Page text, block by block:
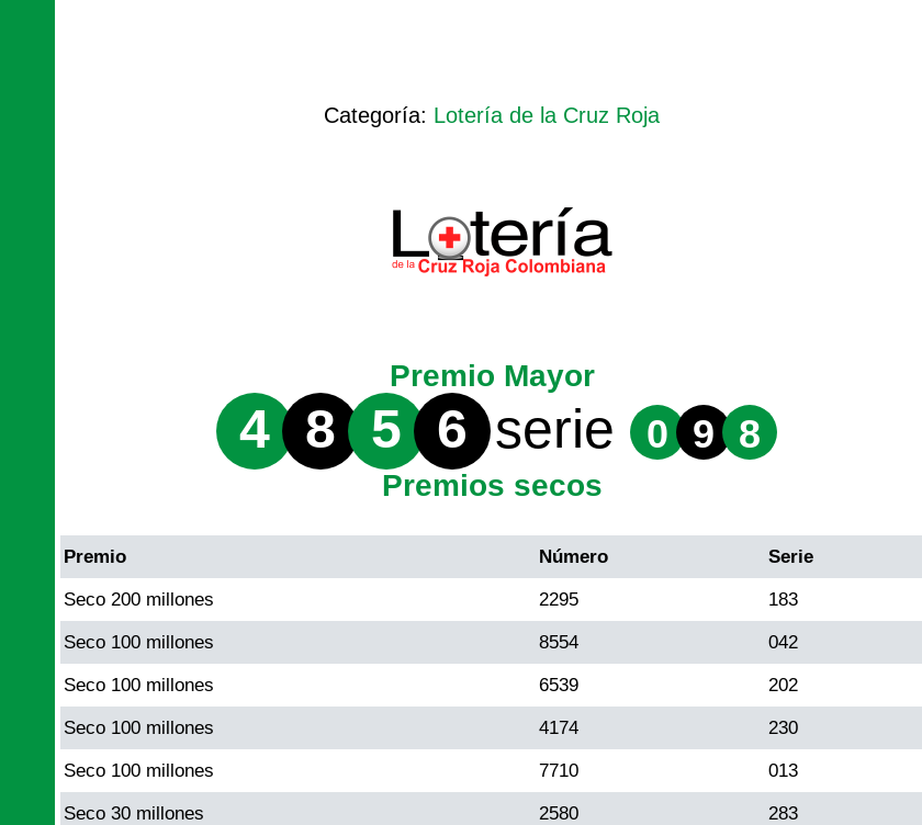
Categoría: Lotería de la Cruz Roja
Premio Mayor
4 8 5 6 serie 0 9 8
Premios secos
Premio Número Serie
Seco 200 millones 2295 183
Seco 100 millones 8554 042
Seco 100 millones 6539 202
Seco 100 millones 4174 230
Seco 100 millones 7710 013
Seco 30 millones 2580 283